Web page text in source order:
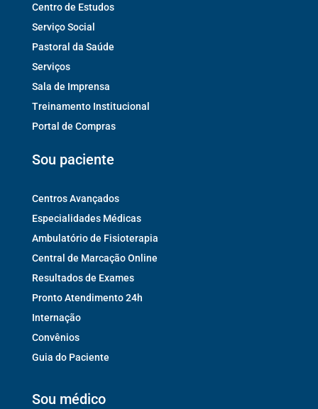
Centro de Estudos
Serviço Social
Pastoral da Saúde
Serviços
Sala de Imprensa
Treinamento Institucional
Portal de Compras
Sou paciente
Centros Avançados
Especialidades Médicas
Ambulatório de Fisioterapia
Central de Marcação Online
Resultados de Exames
Pronto Atendimento 24h
Internação
Convênios
Guia do Paciente
Sou médico